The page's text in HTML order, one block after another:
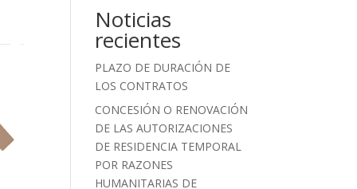
Noticias
recientes
PLAZO DE DURACIÓN DE
LOS CONTRATOS
CONCESIÓN O RENOVACIÓN
DE LAS AUTORIZACIONES
DE RESIDENCIA TEMPORAL
POR RAZONES
HUMANITARIAS DE